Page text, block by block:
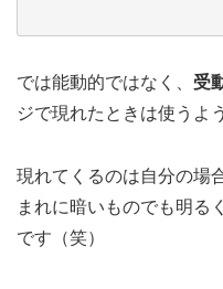
では能動的ではなく、 受
ジで現れたときは使うよ
現れてくるのは自分の場
まれに暗いものでも明る
です（笑）